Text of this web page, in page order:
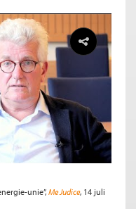
unie”, Me Judice, 14 juli